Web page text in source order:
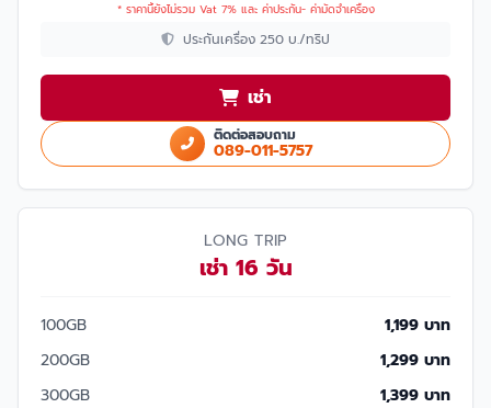
* ราคานี้ยังไม่รวม Vat 7% และ ค่าประกัน- ค่ามัดจำเครื่อง
ประกันเครื่อง 250 บ./ทริป
เช่า
ติดต่อสอบถาม
089-011-5757
LONG TRIP
เช่า 16 วัน
100GB
1,199 บาท
200GB
1,299 บาท
300GB
1,399 บาท